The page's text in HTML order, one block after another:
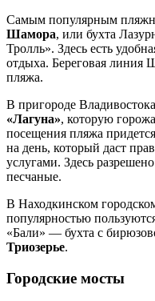
Самым популярным
Шамора, или бухта
Тролль». Здесь есть
отдыха. Береговая линия
пляжа.
В пригороде
«Лагуна», которую
посещения пляжа
на день, который даст
услугами. Здесь
песчаные.
В Находкинском
популярностью
«Бали» — бухта с
Триозерье.
Городские мосты